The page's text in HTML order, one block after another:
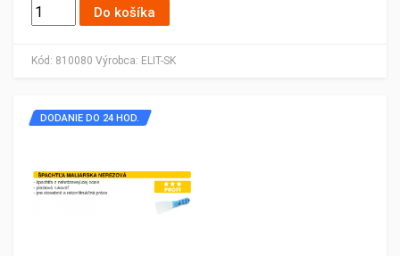
Kód: 810080 Výrobca: ELIT-SK
Do košíka
DODANIE DO 24 HOD.